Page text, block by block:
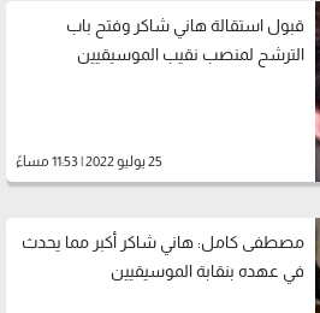
قبول استقالة هاني شاكر وفتح باب
الترشح لمنصب نقيب الموسيقيين
25 يوليو 2022 | 11:53 مساءً
مصطفى كامل: هاني شاكر أكبر مما يحدث
في عهده بنقابة الموسيقيين